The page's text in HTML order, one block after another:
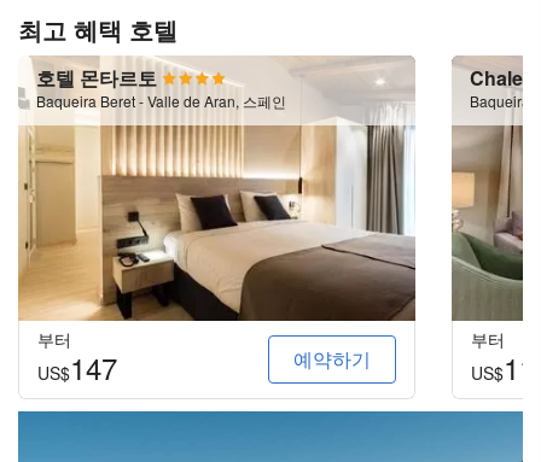
최고 혜택 호텔
호텔 몬타르토
Baqueira Beret - Valle de Aran, 스페인
부터
US$147 예약하기
Chalet
Baqueira
부터
US$